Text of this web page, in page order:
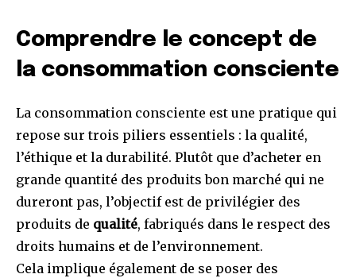
Comprendre le concept de
la consommation consciente
La consommation consciente est une pratique qui
repose sur trois piliers essentiels : la qualité,
l’éthique et la durabilité. Plutôt que d’acheter en
grande quantité des produits bon marché qui ne
dureront pas, l’objectif est de privilégier des
produits de qualité, fabriqués dans le respect des
droits humains et de l’environnement.
Cela implique également de se poser des